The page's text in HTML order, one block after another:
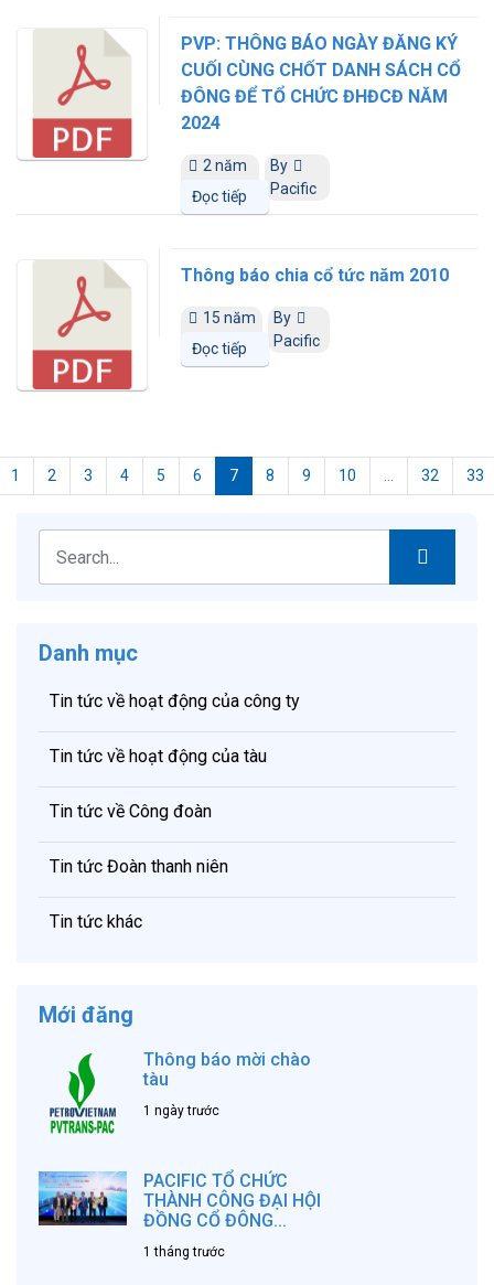
2 năm
trước
By
Pacific
PVP: THÔNG BÁO NGÀY ĐĂNG KÝ
CUỐI CÙNG CHỐT DANH SÁCH CỔ
ĐÔNG ĐỂ TỔ CHỨC ĐHĐCĐ NĂM
2024
Đọc tiếp
15 năm
trước
By
Pacific
Thông báo chia cổ tức năm 2010
Đọc tiếp
1 2 3 4 5 6 7 8 9 10 ... 32 33
Danh mục
Tin tức về hoạt động của công ty
Tin tức về hoạt động của tàu
Tin tức về Công đoàn
Tin tức Đoàn thanh niên
Tin tức khác
Mới đăng
Thông báo mời chào
tàu
1 ngày trước
PACIFIC TỔ CHỨC
THÀNH CÔNG ĐẠI HỘI
ĐỒNG CỔ ĐÔNG...
1 tháng trước